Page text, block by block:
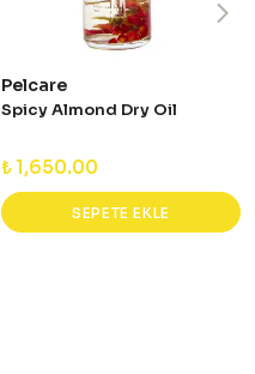
Pelcare
Spicy Almond Dry Oil
₺ 1,650.00
SEPETE EKLE